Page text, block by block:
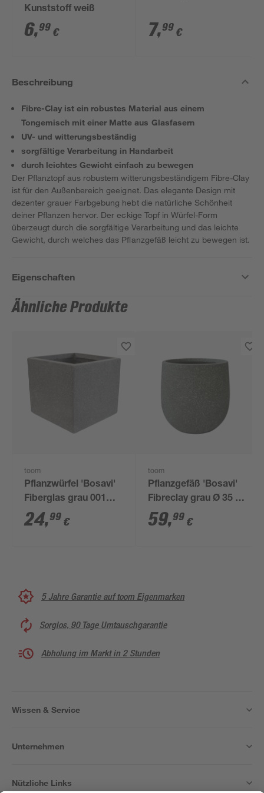
Kunststoff weiß
6,99 € 7,99 €
Beschreibung
Fibre-Clay ist ein robustes Material aus einem
Tongemisch mit einer Matte aus Glasfasern
UV- und witterungsbeständig
sorgfältige Verarbeitung in Handarbeit
durch leichtes Gewicht einfach zu bewegen
Der Pflanztopf aus robustem witterungsbeständigem Fibre-Clay
ist für den Außenbereich geeignet. Das elegante Design mit
dezenter grauer Farbgebung hebt die natürliche Schönheit
deiner Pflanzen hervor. Der eckige Topf in Würfel-Form
überzeugt durch die sorgfältige Verarbeitung und das leichte
Gewicht, durch welches das Pflanzgefäß leicht zu bewegen ist.
Eigenschaften
Ähnliche Produkte
toom
Pflanzwürfel 'Bosavi'
Fiberglas grau 001
28x26cm
24,99 €
toom
Pflanzgefäß 'Bosavi'
Fibreclay grau Ø 35 x
34 cm
59,99 €
5 Jahre Garantie auf toom Eigenmarken
Sorglos, 90 Tage Umtauschgarantie
Abholung im Markt in 2 Stunden
Wissen & Service
Unternehmen
Nützliche Links